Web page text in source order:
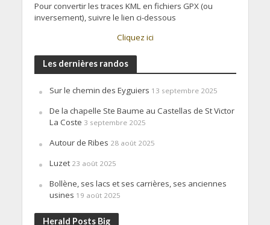
Pour convertir les traces KML en fichiers GPX (ou
inversement), suivre le lien ci-dessous
Cliquez ici
Les dernières randos
Sur le chemin des Eyguiers 13 septembre 2025
De la chapelle Ste Baume au Castellas de St Victor
La Coste 3 septembre 2025
Autour de Ribes 28 août 2025
Luzet 23 août 2025
Bollène, ses lacs et ses carrières, ses anciennes
usines 19 août 2025
Herald Posts Big